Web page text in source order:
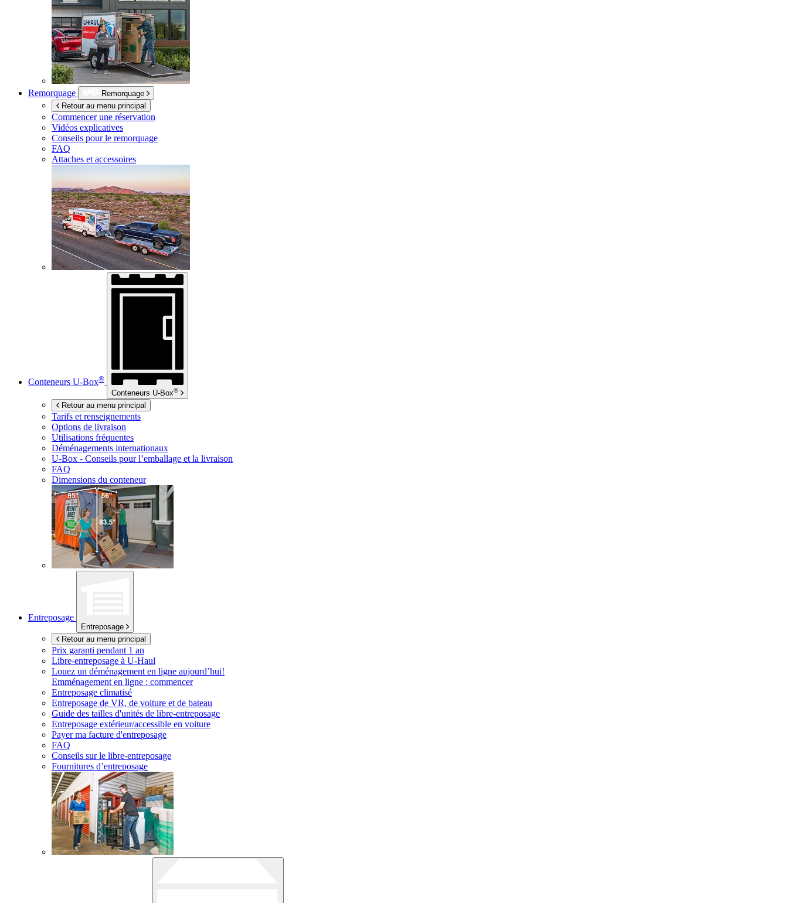
Remorquage
Remorquage
Retour au menu principal
Commencer une réservation
Vidéos explicatives
Conseils pour le remorquage
FAQ
Attaches et accessoires
Conteneurs U-Box®
Conteneurs U-Box®
Retour au menu principal
Tarifs et renseignements
Options de livraison
Utilisations fréquentes
Déménagements internationaux
U-Box - Conseils pour l’emballage et la livraison
FAQ
Dimensions du conteneur
Entreposage
Entreposage
Retour au menu principal
Prix garanti pendant 1 an
Libre-entreposage à U-Haul
Louez un déménagement en ligne aujourd’hui!
Emménagement en ligne : commencer
Entreposage climatisé
Entreposage de VR, de voiture et de bateau
Guide des tailles d'unités de libre-entreposage
Entreposage extérieur/accessible en voiture
Payer ma facture d'entreposage
FAQ
Conseils sur le libre-entreposage
Fournitures d’entreposage